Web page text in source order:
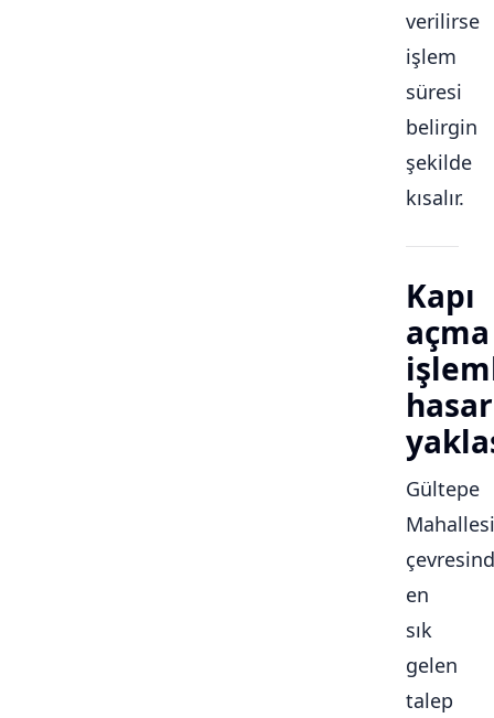
verilirse
işlem
süresi
belirgin
şekilde
kısalır.
Kapı
açma
Gültepe
Mahallesi
en
sık
gelen
talep